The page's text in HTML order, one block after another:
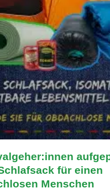
für einen
Menschen